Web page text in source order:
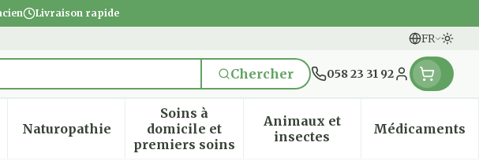
Livraison rapide
FR
Langues
Chercher 058 23 31 92
Menu client
alimentation & vitamines
la catégorie Grossesse et enfants
le sous-menu pour la catégorie Vitalité 50+
NaturopathieAfficher le sous-menu pour la catégorie Naturopathie
Soins à
domicile et
premiers soins
Afficher le sous-menu pour la catégorie
Animaux et
insectesAfficher le sous-menu
Médicaments
Afficher